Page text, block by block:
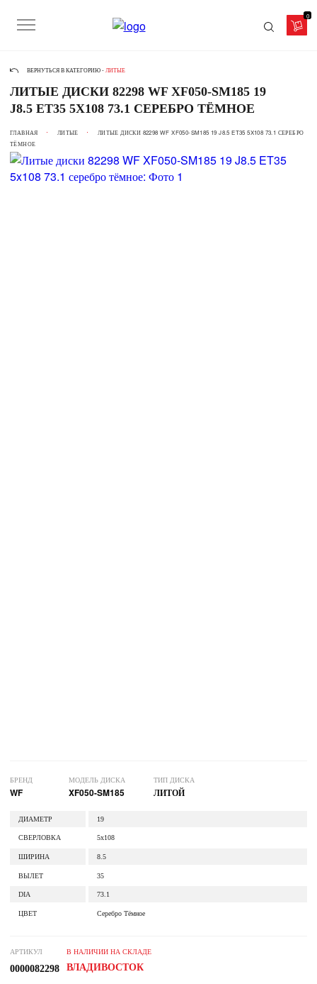
0
ВЕРНУТЬСЯ В КАТЕГОРИЮ - ЛИТЫЕ
ЛИТЫЕ ДИСКИ 82298 WF XF050-SM185 19
J8.5 ET35 5X108 73.1 СЕРЕБРО ТЁМНОЕ
ГЛАВНАЯ ЛИТЫЕ
ЛИТЫЕ ДИСКИ 82298 WF XF050-SM185 19 J8.5 ET35 5X108 73.1 СЕРЕБРО
ТЁМНОЕ
БРЕНД
WF
МОДЕЛЬ ДИСКА
XF050-SM185
ТИП ДИСКА
ЛИТОЙ
ДИАМЕТР 19
СВЕРЛОВКА 5x108
ШИРИНА 8.5
ВЫЛЕТ 35
DIA 73.1
ЦВЕТ Серебро Тёмное
АРТИКУЛ
0000082298
В НАЛИЧИИ НА СКЛАДЕ
ВЛАДИВОСТОК